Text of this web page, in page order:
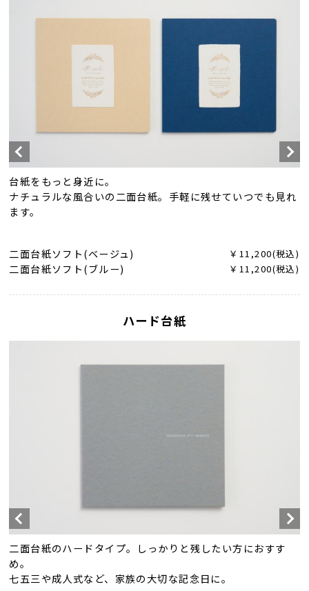
台紙をもっと身近に。
ナチュラルな風合いの二面台紙。手軽に残せていつでも見れ
ます。
二面台紙ソフト(ベージュ) ￥11,200(税込)
二面台紙ソフト(ブルー) ￥11,200(税込)
ハード台紙
二面台紙のハードタイプ。しっかりと残したい方におすす
め。
七五三や成人式など、家族の大切な記念日に。